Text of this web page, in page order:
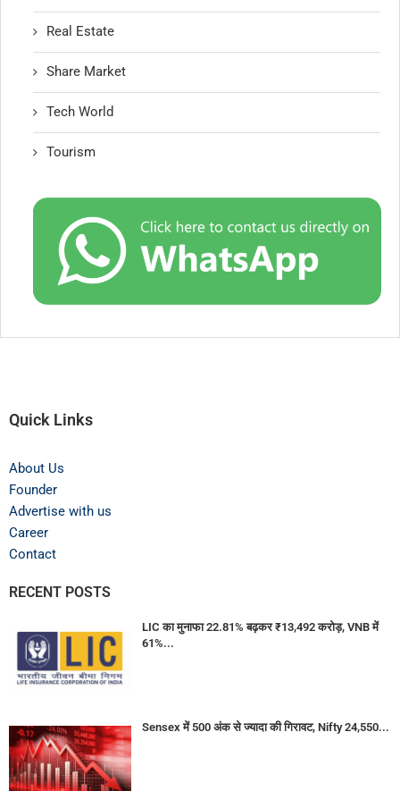
Real Estate
Share Market
Tech World
Tourism
Quick Links
About Us
Founder
Advertise with us
Career
Contact
RECENT POSTS
LIC का मुनाफा 22.81% बढ़कर ₹13,492 करोड़, VNB में
61%...
Sensex में 500 अंक से ज्यादा की गिरावट, Nifty 24,550...